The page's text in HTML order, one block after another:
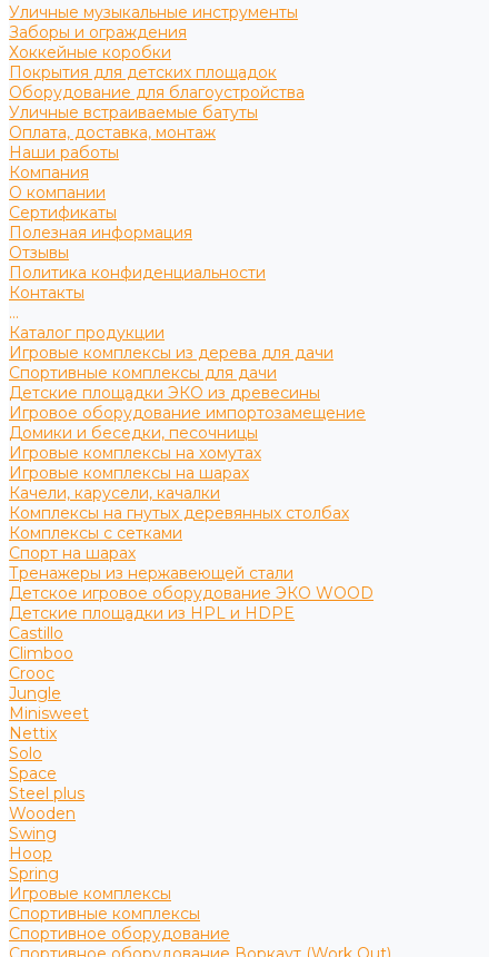
Уличные музыкальные инструменты
Заборы и ограждения
Хоккейные коробки
Покрытия для детских площадок
Оборудование для благоустройства
Уличные встраиваемые батуты
Оплата, доставка, монтаж
Наши работы
Компания
О компании
Сертификаты
Полезная информация
Отзывы
Политика конфиденциальности
Контакты
...
Каталог продукции
Игровые комплексы из дерева для дачи
Спортивные комплексы для дачи
Детские площадки ЭКО из древесины
Игровое оборудование импортозамещение
Домики и беседки, песочницы
Игровые комплексы на хомутах
Игровые комплексы на шарах
Качели, карусели, качалки
Комплексы на гнутых деревянных столбах
Комплексы с сетками
Спорт на шарах
Тренажеры из нержавеющей стали
Детское игровое оборудование ЭКО WOOD
Детские площадки из HPL и HDPE
Castillo
Climboo
Crooc
Jungle
Minisweet
Nettix
Solo
Space
Steel plus
Wooden
Swing
Hoop
Spring
Игровые комплексы
Спортивные комплексы
Спортивное оборудование